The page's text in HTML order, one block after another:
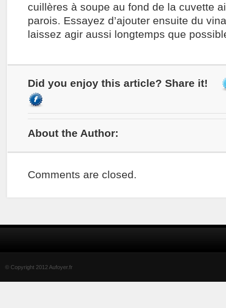
cuillères à soupe au fond de la cuvette
parois. Essayez d’ajouter ensuite du
laissez agir aussi longtemps que
Did you enjoy this article? Share it!
About the Author:
Comments are closed.
© Copyright 2012 Aufoyer.fr